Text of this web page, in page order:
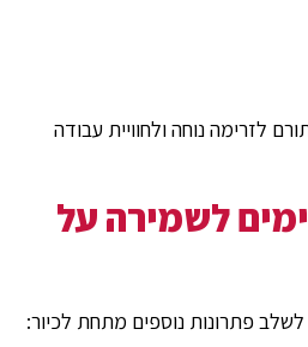
לזרימה נוחה ולחוויית עבודה
לשמירה על
פתרונות נוספים מתחת לכיור: